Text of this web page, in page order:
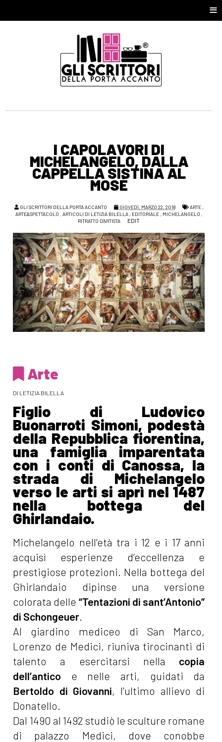
≡
I CAPOLAVORI DI
MICHELANGELO, DALLA
CAPPELLA SISTINA AL
MOSÈ
GLI SCRITTORI DELLA PORTA ACCANTO GIOVEDÌ, MARZO 22, 2018 ARTE,
ARTE&SPETTACOLO , ARTICOLI DI LETIZIA BILELLA, EDITORIALE, MICHELANGELO ,
RITRATTO D'ARTISTA
EDIT
Arte
DI LETIZIA BILELLA
Figlio di Ludovico
Buonarroti Simoni, podestà
della Repubblica fiorentina,
una famiglia imparentata
con i conti di Canossa, la
strada di Michelangelo
verso le arti si aprì nel 1487
nella bottega del
Ghirlandaio.
Michelangelo nell’età tra i 12 e i 17 anni
acquisì esperienze d’eccellenza e
prestigiose protezioni. Nella bottega del
Ghirlandaio dipinse una versione
colorata delle “Tentazioni di sant’Antonio”
di Schongeuer
Al giardino mediceo di San Marco,
Lorenzo de Medici, riuniva tirocinanti di
talento a esercitarsi nella copia
dell’antico e nelle arti, guidati da
Bertoldo di Giovanni, l’ultimo allievo di
Donatello.
Dal 1490 al 1492 studiò le sculture romane
di palazzo Medici, dove conobbe